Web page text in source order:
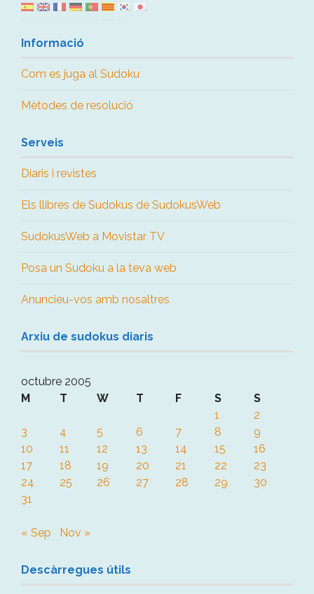
Informació
Com es juga al Sudoku
Mètodes de resolució
Serveis
Diaris i revistes
Els llibres de Sudokus de SudokusWeb
SudokusWeb a Movistar TV
Posa un Sudoku a la teva web
Anuncieu-vos amb nosaltres
Arxiu de sudokus diaris
octubre 2005
M
T W T F S
S
1
2
3
4 5 6 7 8
9
10
11 12 13 14 15
16
17
18 19 20 21 22
23
24
25 26 27 28 29
30
31
« Sep Nov »
Descàrregues útils